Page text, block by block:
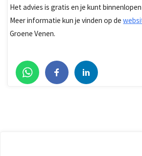
Het advies is gratis en je kunt
Meer informatie kun je vinden op de
Groene Venen.